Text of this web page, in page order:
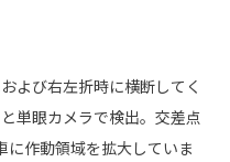
よび右左折時に横断してく
単眼カメラで検出。交差点
に作動領域を拡大していま